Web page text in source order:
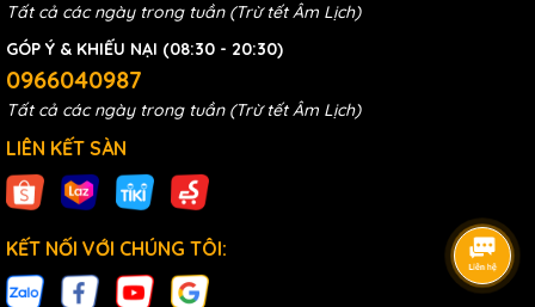
Tất cả các ngày trong tuần (Trừ tết Âm Lịch)
GÓP Ý & KHIẾU NẠI (08:30 - 20:30)
0966040987
Tất cả các ngày trong tuần (Trừ tết Âm Lịch)
LIÊN KẾT SÀN
KẾT NỐI VỚI CHÚNG TÔI: